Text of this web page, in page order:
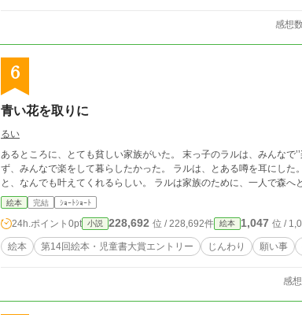
感想
6
青い花を取りに
るい
あるところに、とても貧しい家族がいた。 末っ子のラルは、みんなで
ず、みんなで楽をして暮らしたかった。 ラルは、とある噂を耳にした。 森の奥に咲いている、美しい1輪の青い花に願い事を言う
と、なんでも叶えてくれるらしい。 ラルは家族のために、一
絵本 完結 ｼｮｰﾄｼｮｰﾄ
24h.ポイント 0pt 小説 228,692 位 / 228,692件 絵本 1,047 位 /
絵本 第14回絵本・児童書大賞エントリー じんわり 願い事
感